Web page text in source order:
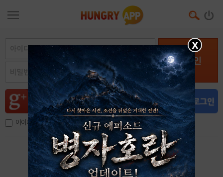
로그인
아이디, 이메일 저장
아이디 / 비밀번호 찾기 회원가입
X